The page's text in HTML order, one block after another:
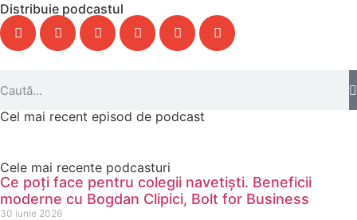
Distribuie podcastul
Cel mai recent episod de podcast
Cele mai recente podcasturi
Ce poți face pentru colegii navetiști. Beneficii
moderne cu Bogdan Clipici, Bolt for Business
30 iunie 2026